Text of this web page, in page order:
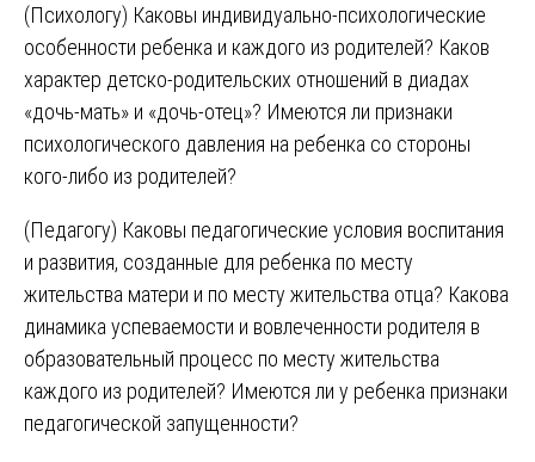
(Психологу) Каковы индивидуально-психологические
особенности ребенка и каждого из родителей? Каков
характер детско-родительских отношений в диадах
«дочь-мать» и «дочь-отец»? Имеются ли признаки
психологического давления на ребенка со стороны
кого-либо из родителей?
(Педагогу) Каковы педагогические условия воспитания
и развития, созданные для ребенка по месту
жительства матери и по месту жительства отца? Какова
динамика успеваемости и вовлеченности родителя в
образовательный процесс по месту жительства
каждого из родителей? Имеются ли у ребенка признаки
педагогической запущенности?